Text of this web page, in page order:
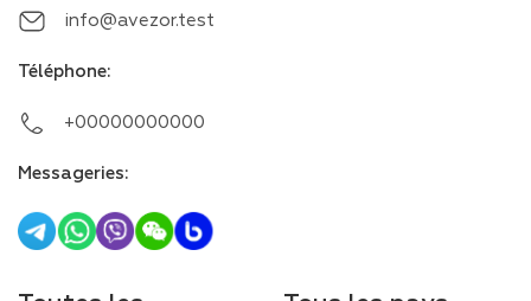
info@avezor.test
Téléphone:
+00000000000
Messageries: